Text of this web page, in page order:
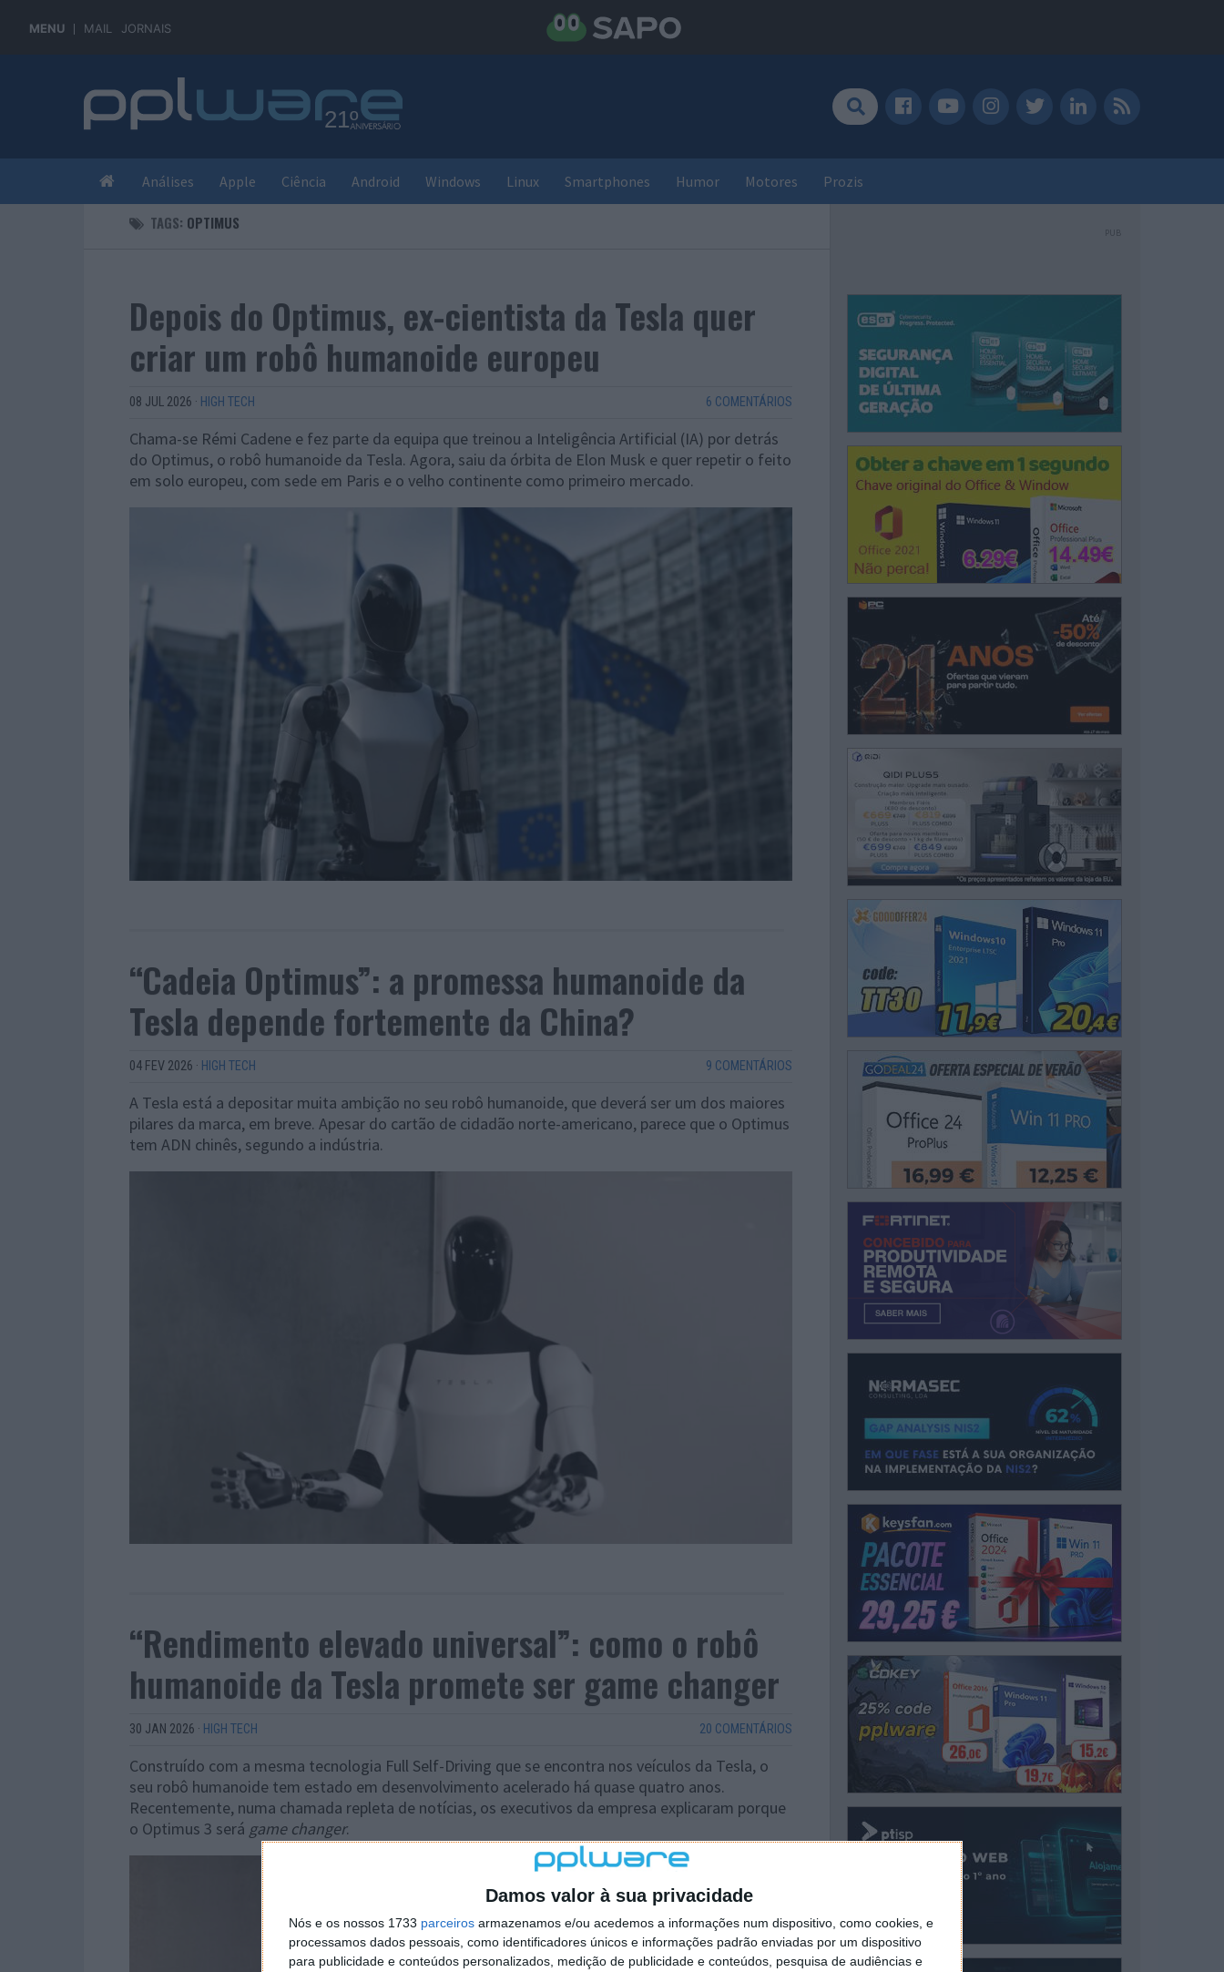
Damos valor à sua privacidade
Nós e os nossos 1733 parceiros armazenamos e/ou acedemos a informações num dispositivo, como cookies, e
processamos dados pessoais, como identificadores únicos e informações padrão enviadas por um dispositivo
para publicidade e conteúdos personalizados, medição de publicidade e conteúdos, pesquisa de audiências e
MENU MAIL JORNAIS
Análises Apple Ciência Android Windows Linux Smartphones Humor Motores Prozis
TAGS: OPTIMUS
Depois do Optimus, ex-cientista da Tesla quer
criar um robô humanoide europeu
08 JUL 2026 · HIGH TECH 6 COMENTÁRIOS
Chama-se Rémi Cadene e fez parte da equipa que treinou a Inteligência Artificial (IA) por detrás
do Optimus, o robô humanoide da Tesla. Agora, saiu da órbita de Elon Musk e quer repetir o feito
em solo europeu, com sede em Paris e o velho continente como primeiro mercado.
“Cadeia Optimus”: a promessa humanoide da
Tesla depende fortemente da China?
04 FEV 2026 · HIGH TECH 9 COMENTÁRIOS
A Tesla está a depositar muita ambição no seu robô humanoide, que deverá ser um dos maiores
pilares da marca, em breve. Apesar do cartão de cidadão norte-americano, parece que o Optimus
tem ADN chinês, segundo a indústria.
“Rendimento elevado universal”: como o robô
humanoide da Tesla promete ser game changer
30 JAN 2026 · HIGH TECH 20 COMENTÁRIOS
Construído com a mesma tecnologia Full Self-Driving que se encontra nos veículos da Tesla, o
seu robô humanoide tem estado em desenvolvimento acelerado há quase quatro anos.
Recentemente, numa chamada repleta de notícias, os executivos da empresa explicaram porque
o Optimus 3 será game changer.
PUB